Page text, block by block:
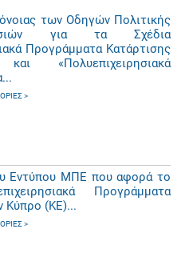
των Οδηγών Πολιτικής
για τα Σχέδια
Προγράμματα Κατάρτισης
«Πολυεπιχειρησιακά
Εντύπου ΜΠΕ που αφορά το
Προγράμματα
Κύπρο (ΚΕ)...